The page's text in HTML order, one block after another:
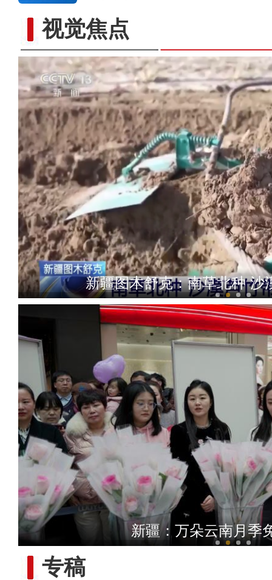
视觉焦点
新疆图木舒克：南草北种 沙
新疆铁门关：迎数千只灰
新疆：万朵云南月季
专稿